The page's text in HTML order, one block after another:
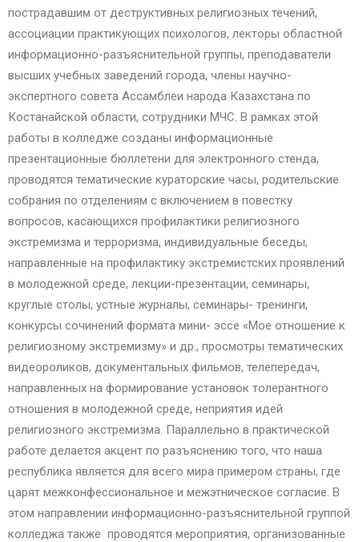
пострадавшим от деструктивных религиозных течений,
ассоциации практикующих психологов, лекторы областной
информационно-разъяснительной группы, преподаватели
высших учебных заведений города, члены научно-
экспертного совета Ассамблеи народа Казахстана по
Костанайской области, сотрудники МЧС. В рамках этой
работы в колледже созданы информационные
презентационные бюллетени для электронного стенда,
проводятся тематические кураторские часы, родительские
собрания по отделениям с включением в повестку
вопросов, касающихся профилактики религиозного
экстремизма и терроризма, индивидуальные беседы,
направленные на профилактику экстремистских проявлений
в молодежной среде, лекции-презентации, семинары,
круглые столы, устные журналы, семинары- тренинги,
конкурсы сочинений формата мини- эссе «Мое отношение к
религиозному экстремизму» и др., просмотры тематических
видеороликов, документальных фильмов, телепередач,
направленных на формирование установок толерантного
отношения в молодежной среде, неприятия идей
религиозного экстремизма. Параллельно в практической
работе делается акцент по разъяснению того, что наша
республика является для всего мира примером страны, где
царят межконфессиональное и межэтническое согласие. В
этом направлении информационно-разъяснительной группой
колледжа также проводятся мероприятия, организованные